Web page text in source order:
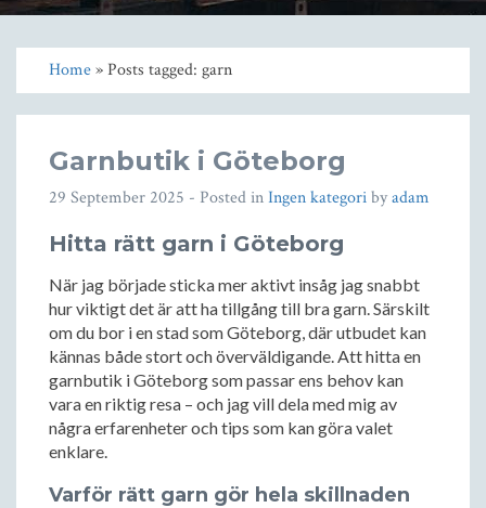
Home» Posts tagged: garn
Garnbutik i Göteborg
29 September 2025 - Posted inIngen kategoribyadam
Hitta rätt garn i Göteborg
När jag började sticka mer aktivt insåg jag snabbt
hur viktigt det är att ha tillgång till bra garn. Särskilt
om du bor i en stad som Göteborg, där utbudet kan
kännas både stort och överväldigande. Att hitta en
garnbutik i Göteborg som passar ens behov kan
vara en riktig resa – och jag vill dela med mig av
några erfarenheter och tips som kan göra valet
enklare.
Varför rätt garn gör hela skillnaden